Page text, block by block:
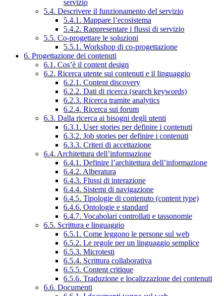
servizio
5.4. Descrivere il funzionamento del servizio
5.4.1. Mappare l’ecosistema
5.4.2. Rappresentare i flussi di servizio
5.5. Co-progettare le soluzioni
5.5.1. Workshop di co-progettazione
6. Progettazione dei contenuti
6.1. Cos’è il content design
6.2. Ricerca utente sui contenuti e il linguaggio
6.2.1. Content discovery
6.2.2. Dati di ricerca (search keywords)
6.2.3. Ricerca tramite analytics
6.2.4. Ricerca sui forum
6.3. Dalla ricerca ai bisogni degli utenti
6.3.1. User stories per definire i contenuti
6.3.2. Job stories per definire i contenuti
6.3.3. Criteri di accettazione
6.4. Architettura dell’informazione
6.4.1. Definire l’architettura dell’informazione
6.4.2. Alberatura
6.4.3. Flussi di interazione
6.4.4. Sistemi di navigazione
6.4.5. Tipologie di contenuto (content type)
6.4.6. Ontologie e standard
6.4.7. Vocabolari controllati e tassonomie
6.5. Scrittura e linguaggio
6.5.1. Come leggono le persone sul web
6.5.2. Le regole per un linguaggio semplice
6.5.3. Microtesti
6.5.4. Scrittura collaborativa
6.5.5. Content critique
6.5.6. Traduzione e localizzazione dei contenuti
6.6. Documenti